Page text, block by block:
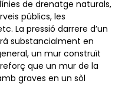
de drenatge naturals,
públics, les
La pressió darrere d’un
substancialment en
un mur construït
que un mur de la
graves en un sòl